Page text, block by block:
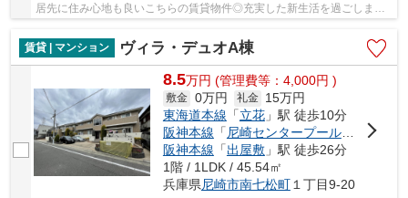
居先に住み心地も良いこちらの賃貸物件◎充実した新生活を過ごしまし
ょう◎パーキングスペース利用料金11000円◎好評の...
賃貸 | マンション
ヴィラ・デュオA棟
8.5万円 (管理費等：4,000円 )
敷金 0万円 礼金
15万円
東海道本線 「立花」駅 徒歩10分
阪神本線 「尼崎センタープール前
」駅 徒
阪神本線 「出屋敷」駅 徒歩26分
1階 / 1LDK / 45.54㎡
兵庫県尼崎市南七松町１丁目9-20